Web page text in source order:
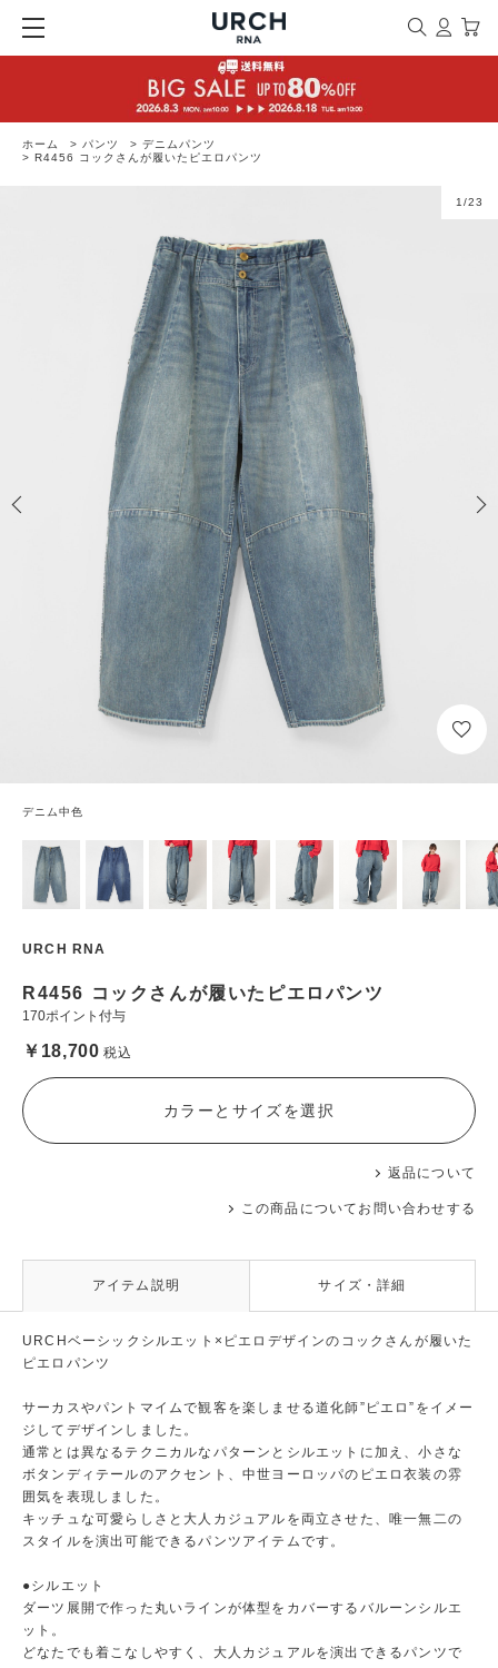
ホーム > パンツ > デニムパンツ
> R4456 コックさんが履いたピエロパンツ
1 /23
デニム中色
URCH RNA
R4456 コックさんが履いたピエロパンツ
170ポイント付与
￥18,700 税込
返品について
この商品についてお問い合わせする
カラーとサイズを選択
アイテム説明 サイズ・詳細
URCHベーシックシルエット×ピエロデザインのコックさんが履いた
ピエロパンツ
サーカスやパントマイムで観客を楽しませる道化師”ピエロ”をイメー
ジしてデザインしました。
通常とは異なるテクニカルなパターンとシルエットに加え、小さな
ボタンディテールのアクセント、中世ヨーロッパのピエロ衣装の雰
囲気を表現しました。
キッチュな可愛らしさと大人カジュアルを両立させた、唯一無二の
スタイルを演出可能できるパンツアイテムです。
●シルエット
ダーツ展開で作った丸いラインが体型をカバーするバルーンシルエ
ット。
どなたでも着こなしやすく、大人カジュアルを演出できるパンツで